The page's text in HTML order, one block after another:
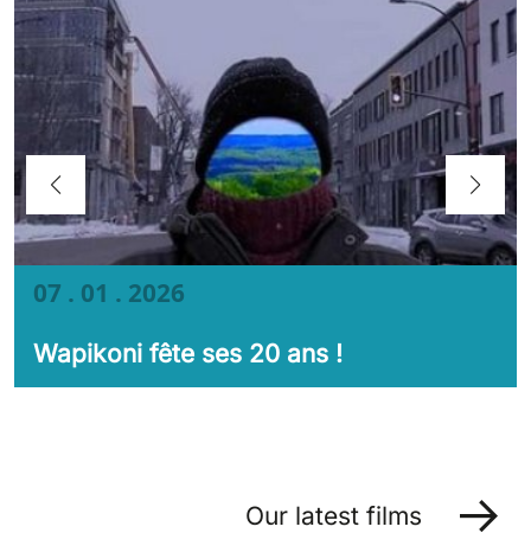
07 . 01 . 2026
Wapikoni fête ses 20 ans !
Our latest films